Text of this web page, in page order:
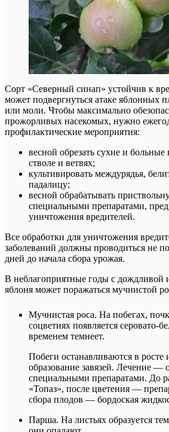
Сорт «Северный синап» устойчив к
может подвергнуться атаке яблонных
или моли. Чтобы максимально
прожорливых насекомых, нужно
профилактические мероприятия:
весной обрезать сухие и
стволе и ветвях;
культивировать междурядья,
падалицу;
весной обрабатывать
специальными препаратами,
уничтожения вредителей.
Все обработки для уничтожения
заболеваний должны проводиться не
дней до начала сбора урожая.
В неблагоприятные годы с дождливой
яблоня может поражаться мучнистой
Мучнистая роса. На побегах,
соцветиях появляется серовато-
временем темнеет.
Побеги останавливаются в росте
образование завязей. Лечение —
специальными препаратами. До
«Топаз», после цветения —
сбора плодов — бордоская
Парша. На листьях образуется